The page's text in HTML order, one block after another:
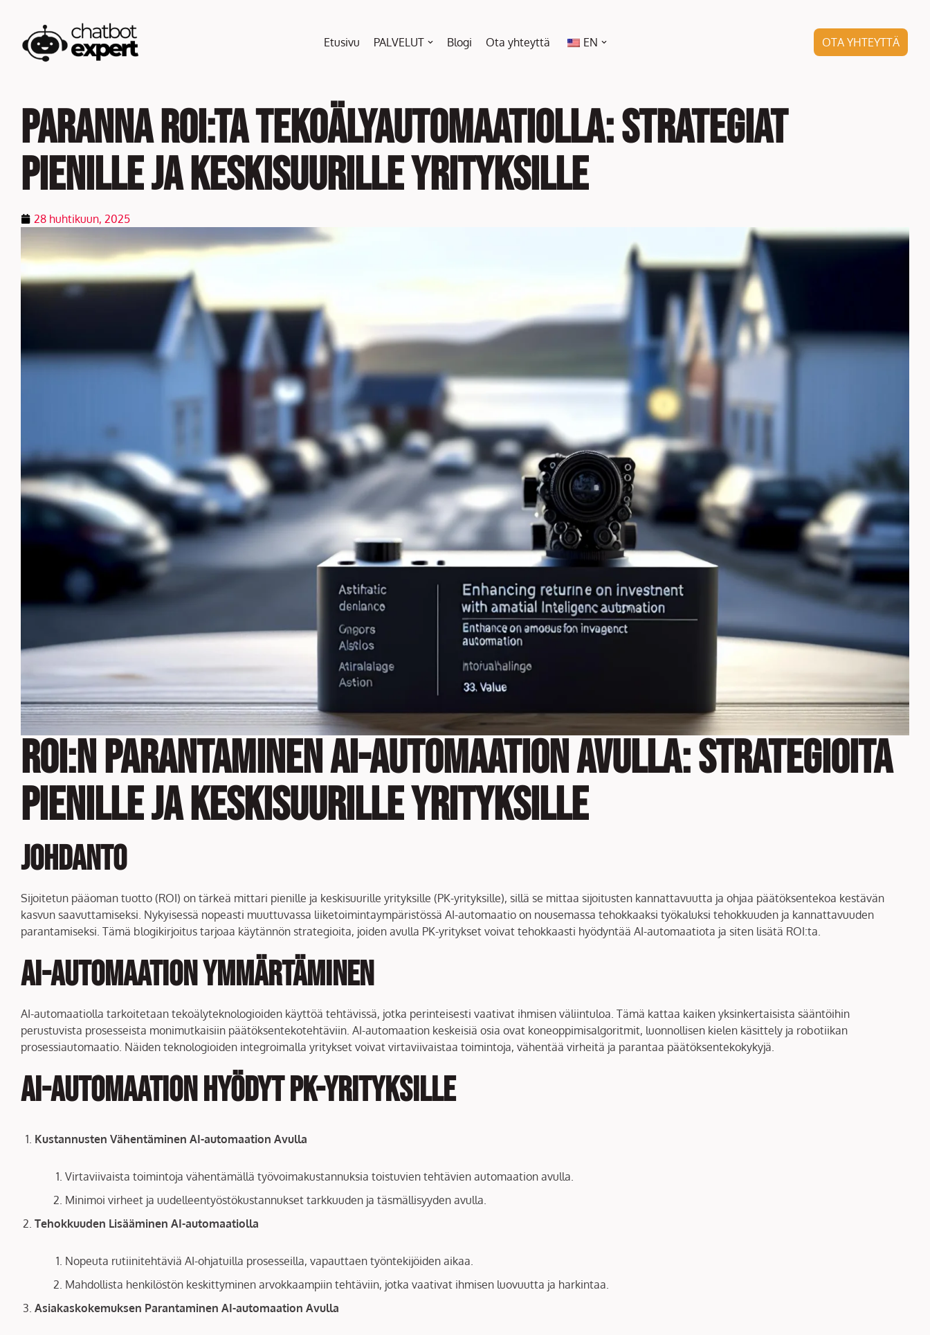
Skip
Etusivu PALVELUT Blogi Ota yhteyttä EN OTA YHTEYTTÄ
Paranna ROI:ta tekoälyautomaatiolla: strategiat
pienille ja keskisuurille yrityksille
28 huhtikuun, 2025
ROI:n Parantaminen AI-automaation Avulla: Strategioita
Pienille ja Keskisuurille Yrityksille
Johdanto
Sijoitetun pääoman tuotto (ROI) on tärkeä mittari pienille ja keskisuurille yrityksille (PK-yrityksille), sillä se mittaa sijoitusten kannattavuutta ja ohjaa päätöksentekoa kestävän
kasvun saavuttamiseksi. Nykyisessä nopeasti muuttuvassa liiketoimintaympäristössä AI-automaatio on nousemassa tehokkaaksi työkaluksi tehokkuuden ja kannattavuuden
parantamiseksi. Tämä blogikirjoitus tarjoaa käytännön strategioita, joiden avulla PK-yritykset voivat tehokkaasti hyödyntää AI-automaatiota ja siten lisätä ROI:ta.
AI-automaation Ymmärtäminen
AI-automaatiolla tarkoitetaan tekoälyteknologioiden käyttöä tehtävissä, jotka perinteisesti vaativat ihmisen väliintuloa. Tämä kattaa kaiken yksinkertaisista sääntöihin
perustuvista prosesseista monimutkaisiin päätöksentekotehtäviin. AI-automaation keskeisiä osia ovat koneoppimisalgoritmit, luonnollisen kielen käsittely ja robotiikan
prosessiautomaatio. Näiden teknologioiden integroimalla yritykset voivat virtaviivaistaa toimintoja, vähentää virheitä ja parantaa päätöksentekokykyjä.
AI-automaation Hyödyt PK-yrityksille
Kustannusten Vähentäminen AI-automaation Avulla
Virtaviivaista toimintoja vähentämällä työvoimakustannuksia toistuvien tehtävien automaation avulla.
Minimoi virheet ja uudelleentyöstökustannukset tarkkuuden ja täsmällisyyden avulla.
Tehokkuuden Lisääminen AI-automaatiolla
Nopeuta rutiinitehtäviä AI-ohjatuilla prosesseilla, vapauttaen työntekijöiden aikaa.
Mahdollista henkilöstön keskittyminen arvokkaampiin tehtäviin, jotka vaativat ihmisen luovuutta ja harkintaa.
Asiakaskokemuksen Parantaminen AI-automaation Avulla